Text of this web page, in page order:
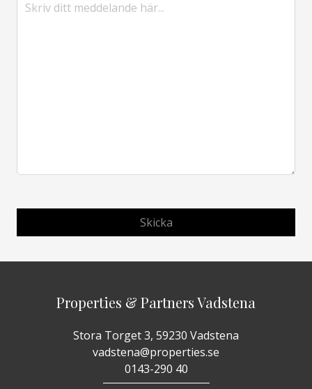
Properties & Partners Vadstena
Stora Torget 3, 59230 Vadstena
vadstena@properties.se
0143-290 40